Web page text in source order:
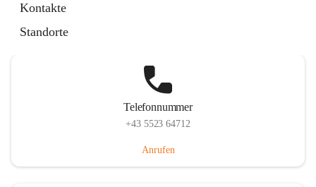
Kontakte
Standorte
Telefonnummer
+43 5523 64712
Anrufen